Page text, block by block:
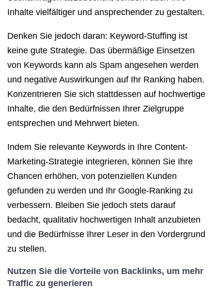
Inhalte vielfältiger und ansprechender zu gestalten.
Denken Sie jedoch daran: Keyword-Stuffing ist
keine gute Strategie. Das übermäßige Einsetzen
von Keywords kann als Spam angesehen werden
und negative Auswirkungen auf Ihr Ranking haben.
Konzentrieren Sie sich stattdessen auf hochwertige
Inhalte, die den Bedürfnissen Ihrer Zielgruppe
entsprechen und Mehrwert bieten.
Indem Sie relevante Keywords in Ihre Content-
Marketing-Strategie integrieren, können Sie Ihre
Chancen erhöhen, von potenziellen Kunden
gefunden zu werden und Ihr Google-Ranking zu
verbessern. Bleiben Sie jedoch stets darauf
bedacht, qualitativ hochwertigen Inhalt anzubieten
und die Bedürfnisse Ihrer Leser in den Vordergrund
zu stellen.
Nutzen Sie die Vorteile von Backlinks, um mehr
Traffic zu generieren